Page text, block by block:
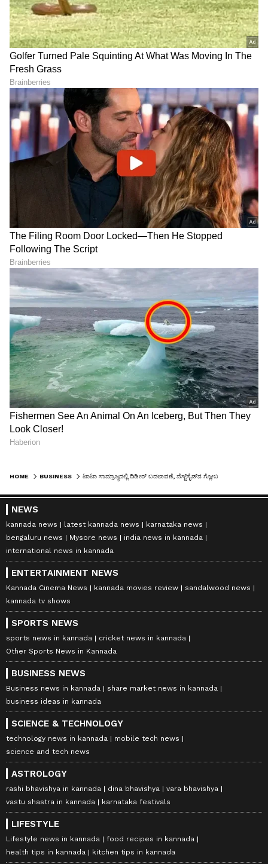
ಹೇಳಿದ್ದೇನು
LATEST VIDEOS
"ರಾಜಕೀಯ ಬೇಡ, ಸಿನಿಮಾನೇ ಪ್ರಾಣ":
ಕನಕೋತ್ಸವದಲ್ಲಿ ರಿಷಬ್ ಶೆಟ್ಟಿ | Rishab
Shetty speech | Suvarna News
ಶೇ.50 ರಿಂದ ಶೇ.18 ಕ್ಕೆ TAX ಇಳಿಕೆ: ಮೋದಿ-
ಟ್ರಂಪ್ ಐತಿಹಾಸಿಕ ಒಪ್ಪಂದ | India US
Trade Deal | Party Rounds
HOME BUSINESS
NEWS
kannada news latest kannada news
karnataka news
bengaluru news
Mysore news
india news in kannada
international news in kannada
ENTERTAINMENT NEWS
Kannada Cinema News kannada movies review
sandalwood news
kannada tv shows
SPORTS NEWS
sports news in kannada
cricket news in kannada
Other Sports News in Kannada
BUSINESS NEWS
Business news in kannada
share market news in kannada
business ideas in kannada
SCIENCE & TECHNOLOGY
technology news in kannada
mobile tech news
science and tech news
ASTROLOGY
rashi bhavishya in kannada dina bhavishya
vara bhavishya
vastu shastra in kannada
karnataka festivals
LIFESTYLE
Lifestyle news in kannada
food recipes in kannada
health tips in kannada
kitchen tips in kannada